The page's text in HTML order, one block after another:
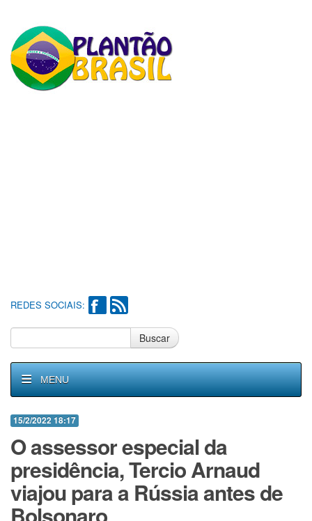
REDES SOCIAIS:
Buscar
MENU
15/2/2022 18:17
O assessor especial da
presidência, Tercio Arnaud
viajou para a Rússia antes de